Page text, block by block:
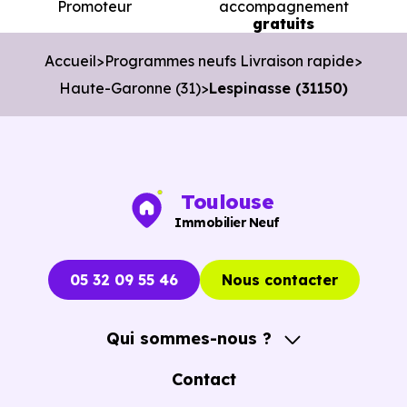
Organiser des visites pertinentes.
Avancer rapidement dans les démarches.
L’objectif est de vous faire gagner du temps sans vous
pousser à décider dans la précipitation.
immobiliers neufs à Lespinasse (31150)
opportunités concrètes.
Promoteur
accompagnement
gratuits
Accueil Programmes neufs Livraison rapide
Haute-Garonne (31) Lespinasse (31150)
Toulouse
Immobilier Neuf
05 32 09 55 46 Nous contacter
Qui sommes-nous ?
A propos
Contact